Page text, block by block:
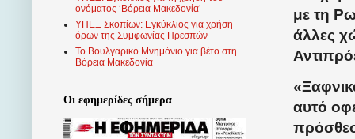
με τη
άλλες
αυτό
ονόματος ‘Βόρεια Μακεδονία’
ΥΠΕΞ Σκοπίων: Εγκύκλιος για χρήση
όρων της Συμφωνίας Πρεσπών
Το Βουλγαρικό Μνημόνιο για βέτο στη
Βόρεια Μακεδονία
Οι εφημερίδες σήμερα